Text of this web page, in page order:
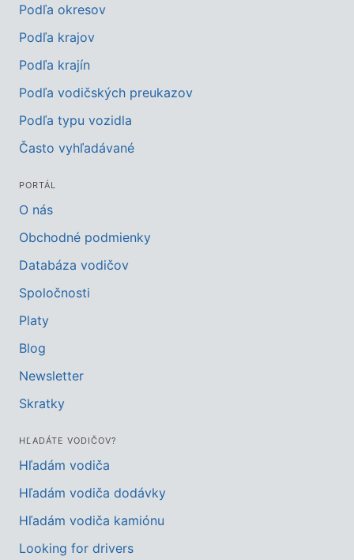
Podľa okresov
Podľa krajov
Podľa krajín
Podľa vodičských preukazov
Podľa typu vozidla
Často vyhľadávané
PORTÁL
O nás
Obchodné podmienky
Databáza vodičov
Spoločnosti
Platy
Blog
Newsletter
Skratky
HĽADÁTE VODIČOV?
Hľadám vodiča
Hľadám vodiča dodávky
Hľadám vodiča kamiónu
Looking for drivers